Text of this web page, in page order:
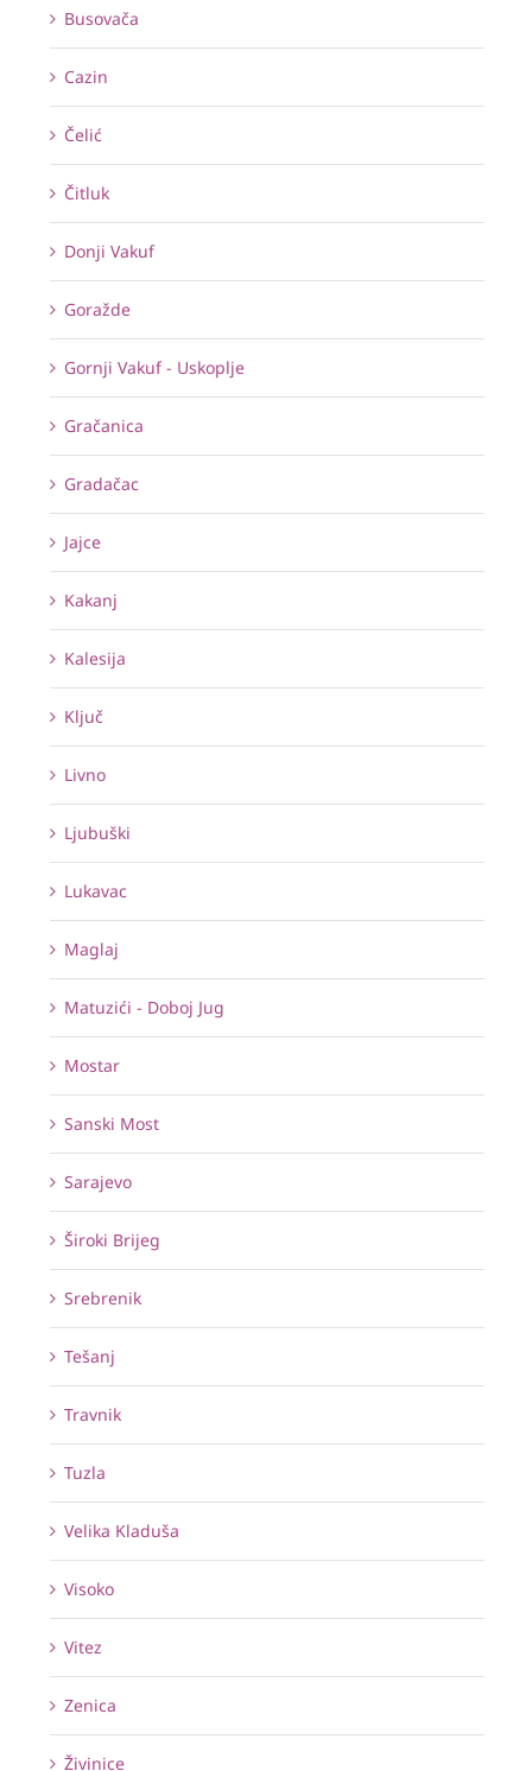
Busovača
Cazin
Čelić
Čitluk
Donji Vakuf
Goražde
Gornji Vakuf - Uskoplje
Gračanica
Gradačac
Jajce
Kakanj
Kalesija
Ključ
Livno
Ljubuški
Lukavac
Maglaj
Matuzići - Doboj Jug
Mostar
Sanski Most
Sarajevo
Široki Brijeg
Srebrenik
Tešanj
Travnik
Tuzla
Velika Kladuša
Visoko
Vitez
Zenica
Živinice